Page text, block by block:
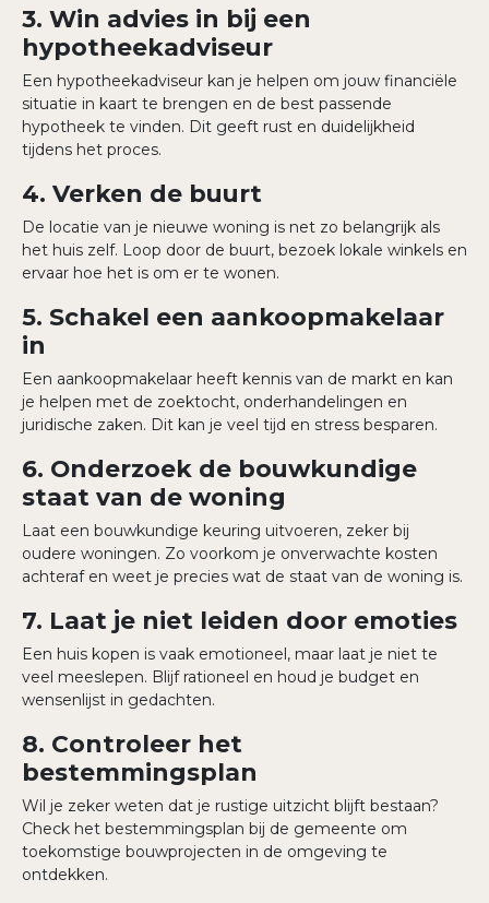
3. Win advies in bij een
hypotheekadviseur
Een hypotheekadviseur kan je helpen om jouw financiële
situatie in kaart te brengen en de best passende
hypotheek te vinden. Dit geeft rust en duidelijkheid
tijdens het proces.
4. Verken de buurt
De locatie van je nieuwe woning is net zo belangrijk als
het huis zelf. Loop door de buurt, bezoek lokale winkels en
ervaar hoe het is om er te wonen.
5. Schakel een aankoopmakelaar
in
Een aankoopmakelaar heeft kennis van de markt en kan
je helpen met de zoektocht, onderhandelingen en
juridische zaken. Dit kan je veel tijd en stress besparen.
6. Onderzoek de bouwkundige
staat van de woning
Laat een bouwkundige keuring uitvoeren, zeker bij
oudere woningen. Zo voorkom je onverwachte kosten
achteraf en weet je precies wat de staat van de woning is.
7. Laat je niet leiden door emoties
Een huis kopen is vaak emotioneel, maar laat je niet te
veel meeslepen. Blijf rationeel en houd je budget en
wensenlijst in gedachten.
8. Controleer het
bestemmingsplan
Wil je zeker weten dat je rustige uitzicht blijft bestaan?
Check het bestemmingsplan bij de gemeente om
toekomstige bouwprojecten in de omgeving te
ontdekken.